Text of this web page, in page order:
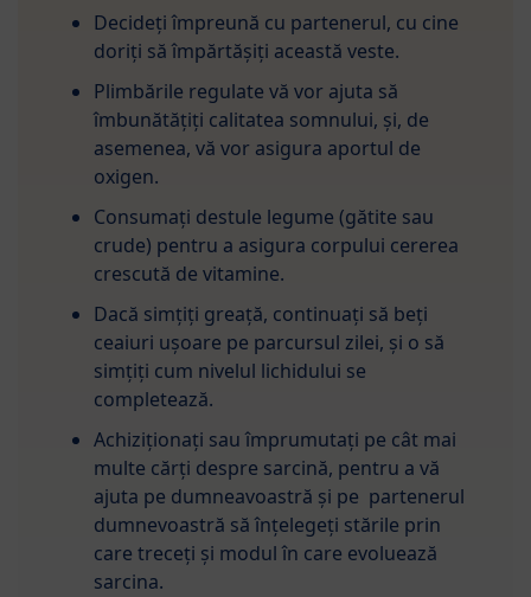
Decideți împreună cu partenerul, cu cine
doriți să împărtășiți această veste.
Plimbările regulate vă vor ajuta să
îmbunătățiți calitatea somnului, și, de
asemenea, vă vor asigura aportul de
oxigen.
Consumați destule legume (gătite sau
crude) pentru a asigura corpului cererea
crescută de vitamine.
Dacă simțiți greață, continuați să beți
ceaiuri ușoare pe parcursul zilei, și o să
simțiți cum nivelul lichidului se
completează.
Achiziționați sau împrumutați pe cât mai
multe cărți despre sarcină, pentru a vă
ajuta pe dumneavoastră și pe partenerul
dumnevoastră să înțelegeți stările prin
care treceți și modul în care evoluează
sarcina.